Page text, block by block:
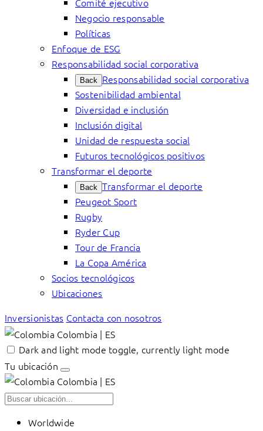
Negocio responsable
Políticas
Enfoque de ESG
Responsabilidad social corporativa
Back Responsabilidad social corporativa
Sostenibilidad ambiental
Diversidad e inclusión
Inclusión digital
Unidad de respuesta social
Futuros tecnológicos positivos
Transformar el deporte
Back Transformar el deporte
Peugeot Sport
Rugby
Ryder Cup
Tour de Francia
La Copa América
Socios tecnológicos
Ubicaciones
Inversionistas Contacta con nosotros
Colombia | ES
Dark and light mode toggle, currently light mode
Tu ubicación
Colombia | ES
Worldwide